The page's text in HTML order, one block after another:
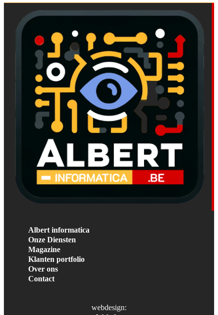
Albert informatica
Onze Diensten
Magazine
Klanten portfolio
Over ons
Contact
webdesign: